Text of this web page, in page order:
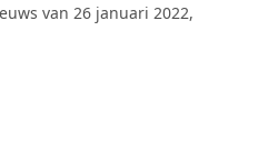
van 26 januari 2022,